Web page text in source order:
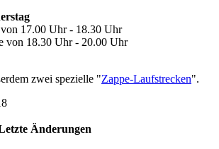
17.00 Uhr - 18.30 Uhr
von 18.30 Uhr - 20.00 Uhr
zwei spezielle "Zappe-Laufstrecken".
Änderungen